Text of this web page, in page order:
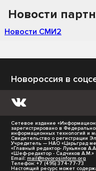
Новости
Новости СМИ2
Новороссия в
Сетевое издание
зарегистрировано в
информационных технологий и
Свидетельство о регистрации
Учредитель — НАО «Царьград
«Главный редактор- Лукьянов
«Шеф-редактор - Садчиков А.М.»
Email: mail@novorosinform.org
Телефон: +7 (495) 374-77-73
Настоящий ресурс может